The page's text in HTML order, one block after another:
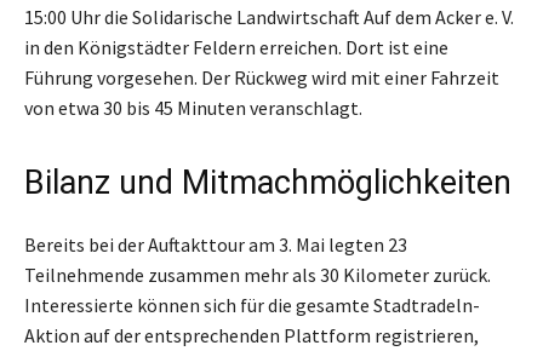
15:00 Uhr die Solidarische Landwirtschaft Auf dem Acker e. V.
in den Königstädter Feldern erreichen. Dort ist eine
Führung vorgesehen. Der Rückweg wird mit einer Fahrzeit
von etwa 30 bis 45 Minuten veranschlagt.
Bilanz und Mitmachmöglichkeiten
Bereits bei der Auftakttour am 3. Mai legten 23
Teilnehmende zusammen mehr als 30 Kilometer zurück.
Interessierte können sich für die gesamte Stadtradeln-
Aktion auf der entsprechenden Plattform registrieren,